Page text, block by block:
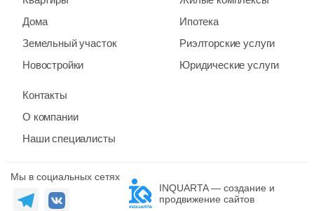
Дома
Земельный участок
Новостройки
Ипотека
Риэлторские услуги
Юридические услуги
Контакты
О компании
Наши специалисты
Мы в социальных сетях
INQUARTA — создание и
продвижение сайтов